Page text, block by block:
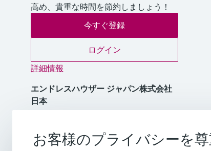
高め、貴重な時間を節約しましょう！
今すぐ登録
ログイン
詳細情報
エンドレスハウザー ジャパン株式会社
日本
+81 3-4555-1911
お客様のプライバシーを